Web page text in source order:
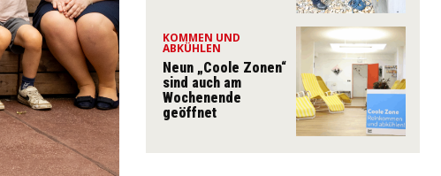
KOMMEN UND
ABKÜHLEN
Neun „Coole Zonen“
sind auch am
Wochenende
geöffnet